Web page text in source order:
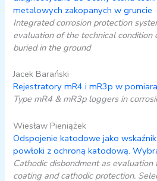
metalowych zakopanych w gruncie
Integrated corrosion protection
evaluation of the technical condition
buried in the ground
Jacek Barański
Rejestratory mR4 i mR3p w
Type mR4 & mR3p loggers in
Wiesław Pieniążek
Odspojenie katodowe jako
powłoki z ochroną katodową.
Cathodic disbondment as
coating and cathodic protection.